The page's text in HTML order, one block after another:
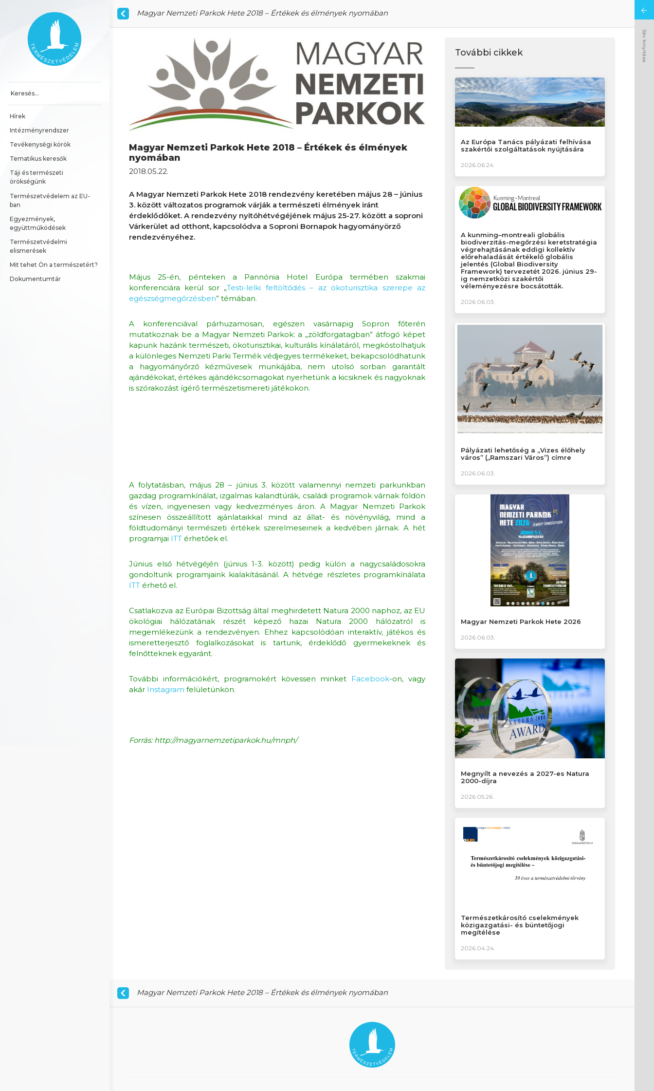
Főoldal
Hírek
Intézményrendszer
Tevékenységi körök
Tematikus keresők
Táji és természeti
örökségünk
Természetvédelem az EU-
ban
Egyezmények,
együttműködések
Természetvédelmi
elismerések
Mit tehet Ön a természetért?
Dokumentumtár
Magyar Nemzeti Parkok Hete 2018 – Értékek és élmények nyomában
Magyar Nemzeti Parkok Hete 2018 – Értékek és élmények
nyomában
2018.05.22.
A Magyar Nemzeti Parkok Hete 2018 rendezvény keretében május 28 – június
3. között változatos programok várják a természeti élmények iránt
érdeklődőket. A rendezvény nyitóhétvégéjének május 25-27. között a soproni
Várkerület ad otthont, kapcsolódva a Soproni Bornapok hagyományörző
rendezvényéhez.
Május 25-én, pénteken a Pannónia Hotel Európa termében szakmai
konferenciára kerül sor „Testi-lelki feltöltődés – az ökoturisztika szerepe az
egészségmegőrzésben” témában.
A konferenciával párhuzamosan, egészen vasárnapig Sopron főterén
mutatkoznak be a Magyar Nemzeti Parkok: a „zöldforgatagban” átfogó képet
kapunk hazánk természeti, ökoturisztikai, kulturális kínálatáról, megkóstolhatjuk
a különleges Nemzeti Parki Termék védjegyes termékeket, bekapcsolódhatunk
a hagyományőrző kézművesek munkájába, nem utolsó sorban garantált
ajándékokat, értékes ajándékcsomagokat nyerhetünk a kicsiknek és nagyoknak
is szórakozást ígérő természetismereti játékokon.
A folytatásban, május 28 – június 3. között valamennyi nemzeti parkunkban
gazdag programkínálat, izgalmas kalandtúrák, családi programok várnak földön
és vízen, ingyenesen vagy kedvezményes áron. A Magyar Nemzeti Parkok
színesen összeállított ajánlataikkal mind az állat- és növényvilág, mind a
földtudományi természeti értékek szerelmeseinek a kedvében járnak. A hét
programjai ITT érhetőek el.
Június első hétvégéjén (június 1-3. között) pedig külön a nagycsaládosokra
gondoltunk programjaink kialakításánál. A hétvége részletes programkínálata
ITT érhető el.
Csatlakozva az Európai Bizottság által meghirdetett Natura 2000 naphoz, az EU
ökológiai hálózatának részét képező hazai Natura 2000 hálózatról is
megemlékezünk a rendezvényen. Ehhez kapcsolódóan interaktív, játékos és
ismeretterjesztő foglalkozásokat is tartunk, érdeklődő gyermekeknek és
felnőtteknek egyaránt.
További információkért, programokért kövessen minket Facebook-on, vagy
akár Instagram felületünkön.
Forrás: http://magyarnemzetiparkok.hu/mnph/
További cikkek
Az Európa Tanács pályázati felhívása
szakértői szolgáltatások nyújtására
2026.06.24.
A kunming–montreali globális
biodiverzitás-megőrzési keretstratégia
végrehajtásának eddigi kollektív
előrehaladását értékelő globális
jelentés (Global Biodiversity
Framework) tervezetét 2026. június 29-
ig nemzetközi szakértői
véleményezésre bocsátották.
2026.06.03.
Pályázati lehetőség a „Vizes élőhely
város” („Ramszari Város”) címre
2026.06.03.
Magyar Nemzeti Parkok Hete 2026
2026.06.03.
Megnyílt a nevezés a 2027-es Natura
2000-díjra
2026.05.26.
Természetkárosító cselekmények
közigazgatási- és büntetőjogi
megítélése
2026.04.24.
Magyar Nemzeti Parkok Hete 2018 – Értékek és élmények nyomában
Sáv kinyitása